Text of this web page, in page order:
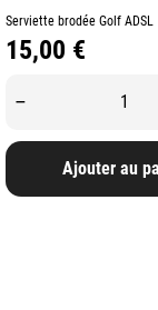
Serviette brodée Golf ADSL
Prix
15,00 €
–
Ajouter au